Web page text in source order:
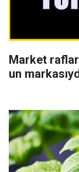
Market
un